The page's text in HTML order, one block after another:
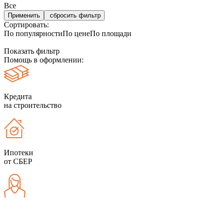
Все
сбросить фильтр
Сортировать:
По популярностиПо ценеПо площади
Показать фильтр
Помощь в оформлении:
Кредита
на строительство
Ипотеки
от СБЕР